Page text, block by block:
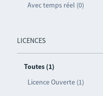
Avec temps réel (0)
LICENCES
Toutes (1)
Licence Ouverte (1)